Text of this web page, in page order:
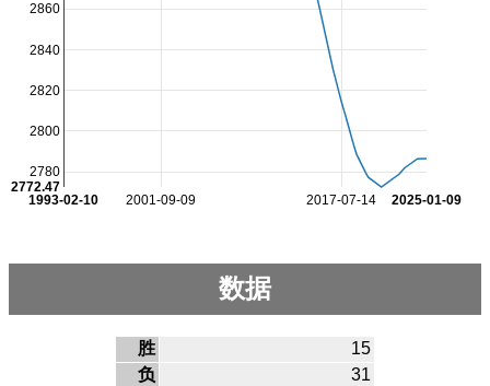
2001-09-09 2017-07-14
1993-02-10 2025-01-09
2780
2800
2820
2840
2860
2772.47
数据
胜
15
负
31